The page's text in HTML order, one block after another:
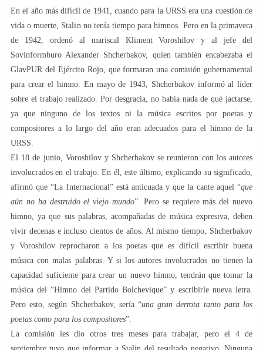
En el año más difícil de 1941, cuando para la URSS era una cuestión de
vida o muerte, Stalin no tenía tiempo para himnos. Pero en la primavera
de 1942, ordenó al mariscal Kliment Voroshilov y al jefe del
Sovinformburo Alexander Shcherbakov, quien también encabezaba el
GlavPUR del Ejército Rojo, que formaran una comisión gubernamental
para crear el himno. En mayo de 1943, Shcherbakov informó al líder
sobre el trabajo realizado. Por desgracia, no había nada de qué jactarse,
ya que ninguno de los textos ni la música escritos por poetas y
compositores a lo largo del año eran adecuados para el himno de la
URSS.
El 18 de junio, Voroshilov y Shcherbakov se reunieron con los autores
involucrados en el trabajo. En él, este último, explicando su significado,
afirmó que “La Internacional” está anticuada y que la cante aquel “que
aún no ha destruido el viejo mundo”. Pero se requiere más del nuevo
himno, ya que sus palabras, acompañadas de música expresiva, deben
vivir decenas e incluso cientos de años. Al mismo tiempo, Shcherbakov
y Voroshilov reprocharon a los poetas que es difícil escribir buena
música con malas palabras. Y si los autores involucrados no tienen la
capacidad suficiente para crear un nuevo himno, tendrán que tomar la
música del “Himno del Partido Bolchevique” y escribirle nueva letra.
Pero esto, según Shcherbakov, sería “una gran derrota tanto para los
poetas como para los compositores”.
La comisión les dio otros tres meses para trabajar, pero el 4 de